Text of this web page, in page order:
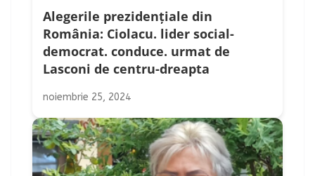
Alegerile prezidențiale din
România: Ciolacu. lider social-
democrat. conduce. urmat de
Lasconi de centru-dreapta
noiembrie 25, 2024